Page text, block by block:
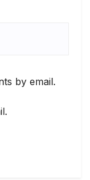
by email.